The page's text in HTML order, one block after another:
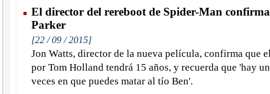
El director del rereboot de Spider-Man
Parker
[22 / 09 / 2015]
Jon Watts, director de la nueva película, confirma que
por Tom Holland tendrá 15 años, y recuerda que 'hay
veces en que puedes matar al tío Ben'.